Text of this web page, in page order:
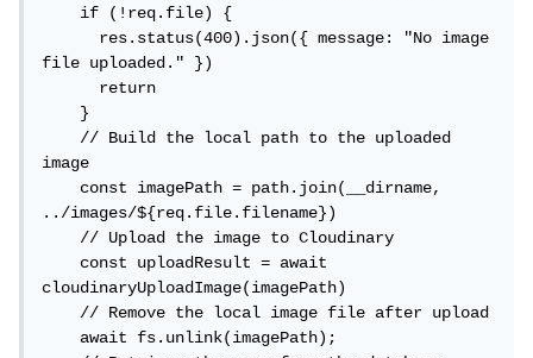
    if (!req.file) {
      res.status(400).json({ message: "No image
file uploaded." })
      return
    }
    // Build the local path to the uploaded
image
    const imagePath = path.join(__dirname,
../images/${req.file.filename})
    // Upload the image to Cloudinary
    const uploadResult = await
cloudinaryUploadImage(imagePath)
    // Remove the local image file after upload
    await fs.unlink(imagePath);